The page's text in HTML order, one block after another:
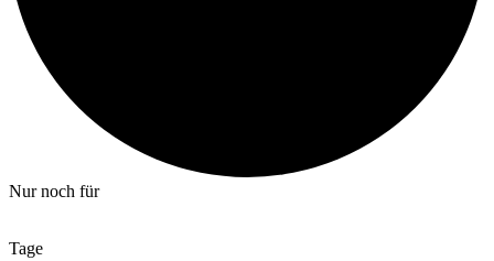
Nur noch für
Tage